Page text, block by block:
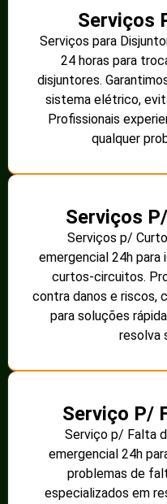
Serviços
Serviços para
24 horas para
disjuntores.
sistema elétrico,
Profissionais
qualquer
Serviços
Serviços p/
emergencial 24h para
curtos-circuitos.
contra danos e riscos,
para soluções
resolva
Serviço P/
Serviço p/ Falta
emergencial 24h
problemas de
especializados em